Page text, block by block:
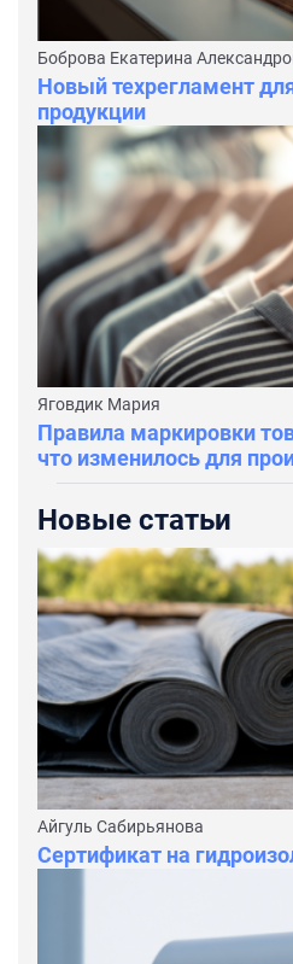
Боброва Екатерина
Новый техрегламент
продукции
Яговдик Мария
Правила маркировки
что изменилось для
Новые статьи
Айгуль Сабирьянова
Сертификат на